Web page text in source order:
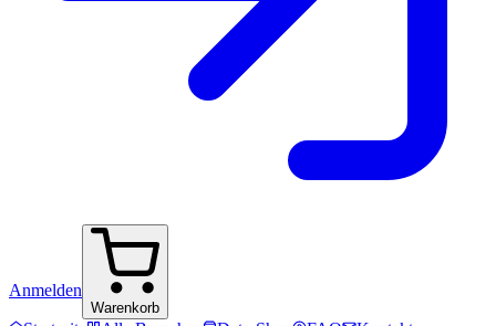
Anmelden
Warenkorb